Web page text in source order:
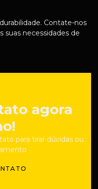
Contate-nos
suas necessidades de
agora
para tirar dúvidas ou